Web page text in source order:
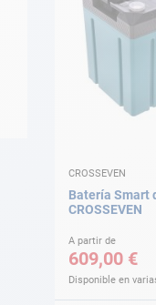
CROSSEVEN
Batería Smart
CROSSEVEN
A partir de
609,00 €
Disponible en